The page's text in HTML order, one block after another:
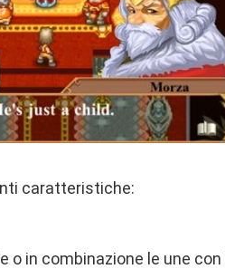
caratteristiche:
o in combinazione le une